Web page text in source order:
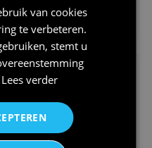
blauw st...
van cookies
te verbeteren.
stemt u
Lees verder